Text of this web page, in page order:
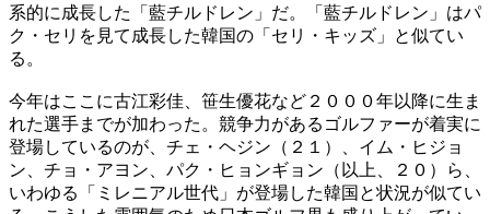
系的に成長した「藍チルドレン」だ。「藍チルドレン」はパ
ク・セリを見て成長した韓国の「セリ・キッズ」と似てい
る。
今年はここに古江彩佳、笹生優花など２０００年以降に生ま
れた選手までが加わった。競争力があるゴルファーが着実に
登場しているのが、チェ・ヘジン（２１）、イム・ヒジョ
ン、チョ・アヨン、パク・ヒョンギョン（以上、２０）ら、
いわゆる「ミレニアル世代」が登場した韓国と状況が似てい